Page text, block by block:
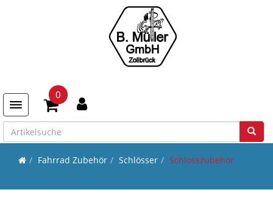
Toggle navigation
0
Fahrrad Zubehör Schlösser Schlosszubehör